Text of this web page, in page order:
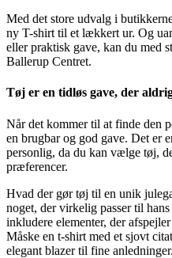
Med det store udvalg i
ny T-shirt til et lækkert ur. Og
eller praktisk gave, kan du med
Ballerup Centret.
Tøj er en tidløs gave, der
Når det kommer til at finde den
en brugbar og god gave. Det er
personlig, da du kan vælge tøj,
præferencer.
Hvad der gør tøj til en unik
noget, der virkelig passer til
inkludere elementer, der
Måske en t-shirt med et sjovt
elegant blazer til fine anledninger.